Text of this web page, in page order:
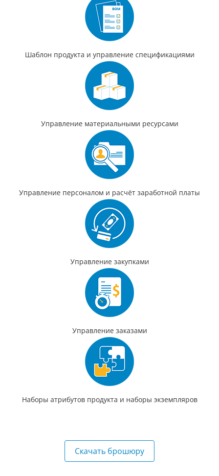
Шаблон продукта и управление спецификациями
Управление материальными ресурсами
Управление персоналом и расчёт заработной платы
Управление закупками
Управление заказами
Наборы атрибутов продукта и наборы экземпляров
Скачать брошюру